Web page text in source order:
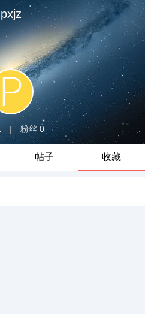
pxjz
| 粉丝 0
帖子 收藏